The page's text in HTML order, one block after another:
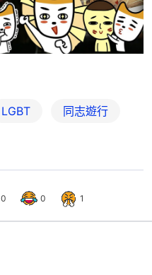
LGBT 同志遊行
0 0 1